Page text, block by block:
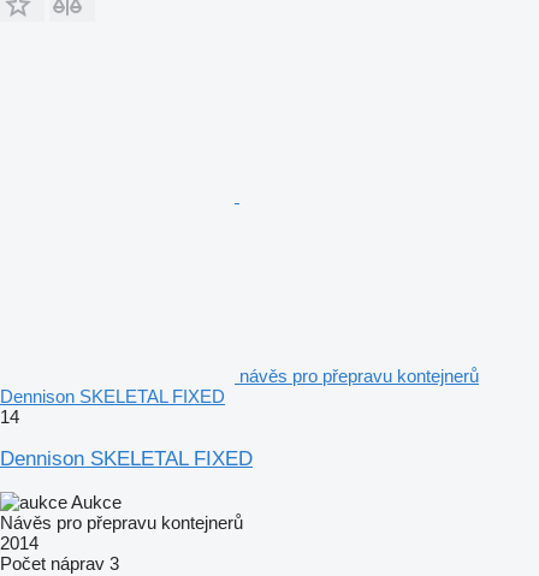
návěs pro přepravu kontejnerů
Dennison SKELETAL FIXED
14
Dennison SKELETAL FIXED
Aukce
Návěs pro přepravu kontejnerů
2014
Počet náprav 3